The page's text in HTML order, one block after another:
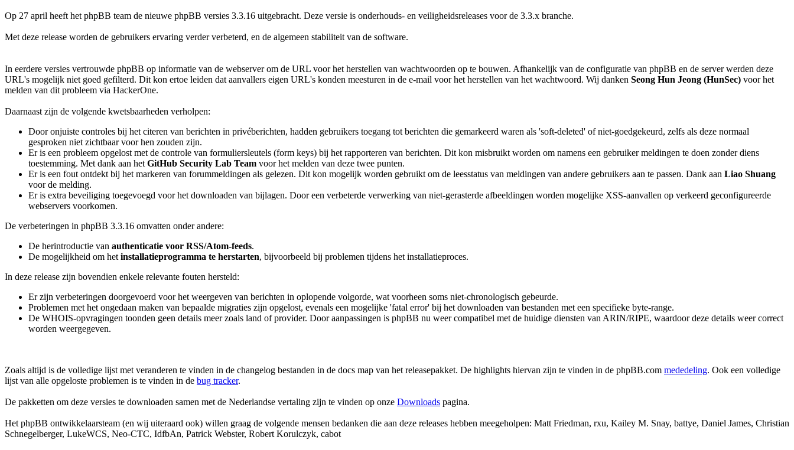
Op 27 april heeft het phpBB team de nieuwe phpBB versies 3.3.16 uitgebracht. Deze versie is onderhouds- en veiligheidsreleases voor de 3.3.x branche.
Met deze release worden de gebruikers ervaring verder verbeterd, en de algemeen stabiliteit van de software.
In eerdere versies vertrouwde phpBB op informatie van de webserver om de URL voor het herstellen van wachtwoorden op te bouwen. Afhankelijk van de configuratie van phpBB en de server werden deze
URL's mogelijk niet goed gefilterd. Dit kon ertoe leiden dat aanvallers eigen URL's konden meesturen in de e-mail voor het herstellen van het wachtwoord. Wij danken Seong Hun Jeong (HunSec) voor het
melden van dit probleem via HackerOne.
Daarnaast zijn de volgende kwetsbaarheden verholpen:
Door onjuiste controles bij het citeren van berichten in privéberichten, hadden gebruikers toegang tot berichten die gemarkeerd waren als 'soft-deleted' of niet-goedgekeurd, zelfs als deze normaal
gesproken niet zichtbaar voor hen zouden zijn.
Er is een probleem opgelost met de controle van formuliersleutels (form keys) bij het rapporteren van berichten. Dit kon misbruikt worden om namens een gebruiker meldingen te doen zonder diens
toestemming. Met dank aan het GitHub Security Lab Team voor het melden van deze twee punten.
Er is een fout ontdekt bij het markeren van forummeldingen als gelezen. Dit kon mogelijk worden gebruikt om de leesstatus van meldingen van andere gebruikers aan te passen. Dank aan Liao Shuang
voor de melding.
Er is extra beveiliging toegevoegd voor het downloaden van bijlagen. Door een verbeterde verwerking van niet-gerasterde afbeeldingen worden mogelijke XSS-aanvallen op verkeerd geconfigureerde
webservers voorkomen.
De verbeteringen in phpBB 3.3.16 omvatten onder andere:
De herintroductie van authenticatie voor RSS/Atom-feeds.
De mogelijkheid om het installatieprogramma te herstarten, bijvoorbeeld bij problemen tijdens het installatieproces.
In deze release zijn bovendien enkele relevante fouten hersteld:
Er zijn verbeteringen doorgevoerd voor het weergeven van berichten in oplopende volgorde, wat voorheen soms niet-chronologisch gebeurde.
Problemen met het ongedaan maken van bepaalde migraties zijn opgelost, evenals een mogelijke 'fatal error' bij het downloaden van bestanden met een specifieke byte-range.
De WHOIS-opvragingen toonden geen details meer zoals land of provider. Door aanpassingen is phpBB nu weer compatibel met de huidige diensten van ARIN/RIPE, waardoor deze details weer correct
worden weergegeven.
Zoals altijd is de volledige lijst met veranderen te vinden in de changelog bestanden in de docs map van het releasepakket. De highlights hiervan zijn te vinden in de phpBB.com mededeling. Ook een volledige
lijst van alle opgeloste problemen is te vinden in de bug tracker.
De pakketten om deze versies te downloaden samen met de Nederlandse vertaling zijn te vinden op onze Downloads pagina.
Het phpBB ontwikkelaarsteam (en wij uiteraard ook) willen graag de volgende mensen bedanken die aan deze releases hebben meegeholpen: Matt Friedman, rxu, Kailey M. Snay, battye, Daniel James, Christian
Schnegelberger, LukeWCS, Neo-CTC, IdfbAn, Patrick Webster, Robert Korulczyk, cabot